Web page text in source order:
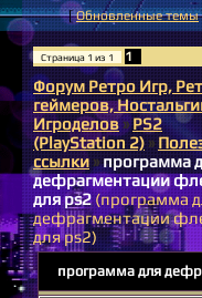
[Обновленные темы
Страница 1 из 1 1
Форум Ретро Игр,
геймеров,
Игроделов»PS2
(PlayStation 2)»
ссылки»программа
дефрагментации
для ps2(программа
дефрагментации
для ps2)
программа для